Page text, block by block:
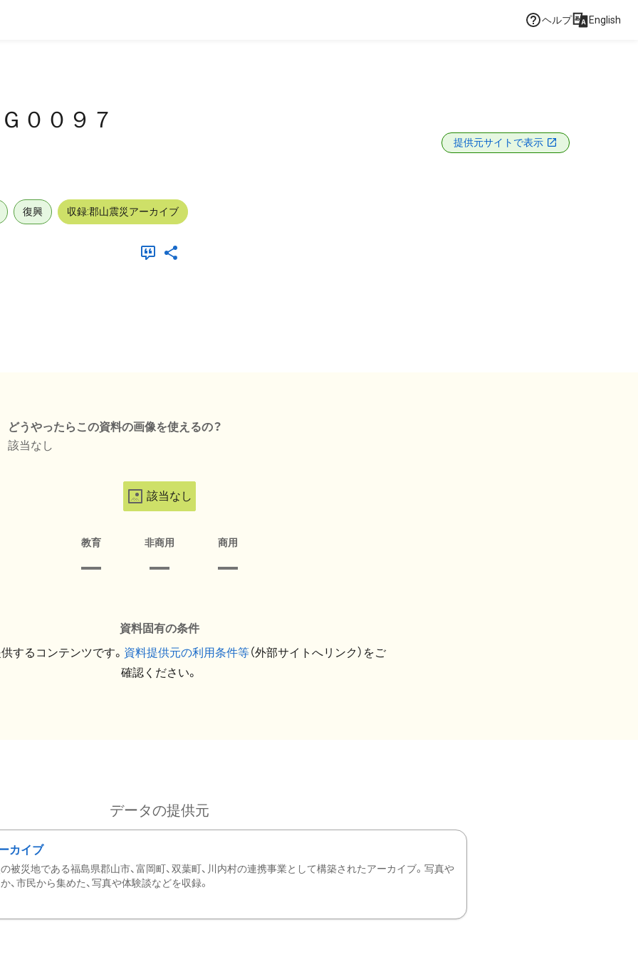
ヘルプ English
００９７
提供元サイトで表示
復興 収録:郡山震災アーカイブ
どうやったらこの資料の画像を使えるの？
該当なし
該当なし
教育 非商用 商用
資料固有の条件
するコンテンツです。 資料提供元の利用条件等（外部サイトへリンク）をご
確認ください。
データの提供元
カイブ
被災地である福島県郡山市、富岡町、双葉町、川内村の連携事業として構築されたアーカイブ。写真や
、市民から集めた、写真や体験談などを収録。